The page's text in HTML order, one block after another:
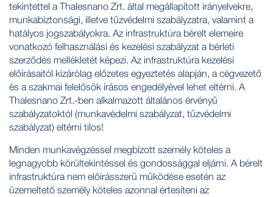
tekintettel a Thalesnano Zrt. által megállapított irányelvekre,
munkabiztonsági, illetve tűzvédelmi szabályzatra, valamint a
hatályos jogszabályokra. Az infrastruktúra bérelt elemeire
vonatkozó felhasználási és kezelési szabályzat a bérleti
szerződés mellékletét képezi. Az infrastruktúra kezelési
előírásaitól kizárólag előzetes egyeztetés alapján, a cégvezető
és a szakmai felelősök írásos engedélyével lehet eltérni. A
Thalesnano Zrt.-ben alkalmazott általános érvényű
szabályzatoktól (munkavédelmi szabályzat, tűzvédelmi
szabályzat) eltérni tilos!
Minden munkavégzéssel megbízott személy köteles a
legnagyobb körültekintéssel és gondossággal eljárni. A bérelt
infrastruktúra nem előírásszerű működése esetén az
üzemeltető személy köteles azonnal értesíteni az